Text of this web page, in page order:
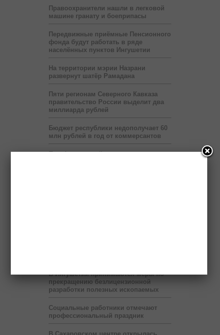
Правоохранители нашли в легковой
машине гранату и боеприпасы
Передвижные приёмные Пенсионного
фонда будут работать в ряде
населённых пунктов Ингушетии
На территории мэрии Назрани
развернут шатёр Рамадана
Пяти регионам Северного Кавказа
правительство России выделит два
миллиарда рублей
Бюджет республики недополучает 60
млн рублей в год от коммерсантов
При финансовой поддержке
В Ингушетии принимаются меры по
прекращению безлицензионной
разработки полезных ископаемых
Социальные работники отмечают
профессиональный праздник